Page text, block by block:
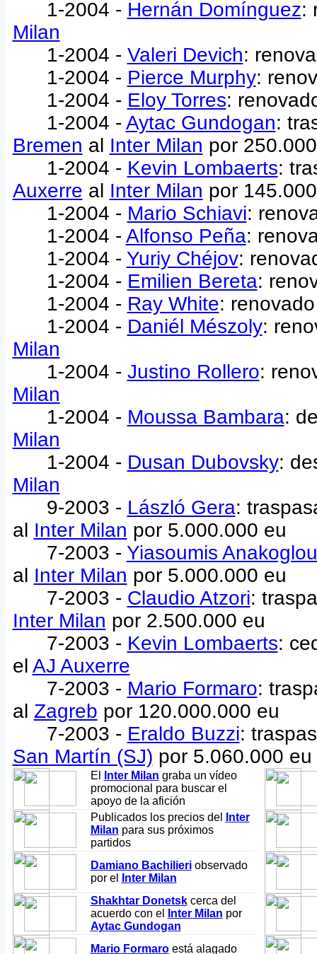
1-2004 - Hernán Domínguez:
Milan
1-2004 - Valeri Devich:
1-2004 - Pierce Murphy:
1-2004 - Eloy Torres:
1-2004 - Aytac Gundogan:
Bremen al Inter Milan por
1-2004 - Kevin Lombaerts:
Auxerre al Inter Milan por
1-2004 - Mario Schiavi:
1-2004 - Alfonso Peña:
1-2004 - Yuriy Chéjov:
1-2004 - Emilien Bereta:
1-2004 - Ray White:
1-2004 - Daniél Mészoly:
Milan
1-2004 - Justino Rollero:
Milan
1-2004 - Moussa Bambara:
Milan
1-2004 - Dusan Dubovsky:
Milan
9-2003 - László Gera:
al Inter Milan por 5.000.000 eu
7-2003 - Yiasoumis Anakoglou
al Inter Milan por 5.000.000 eu
7-2003 - Claudio Atzori:
Inter Milan por 2.500.000 eu
7-2003 - Kevin Lombaerts:
el AJ Auxerre
7-2003 - Mario Formaro:
al Zagreb por 120.000.000 eu
7-2003 - Eraldo Buzzi:
San Martín (SJ) por 5.060.000 eu
El Inter Milan graba un vídeo
promocional para buscar el
apoyo de la afición
Publicados los precios del
Inter
Milan para sus próximos
partidos
Damiano Bachilieriobservado
por el
Inter Milan
Shakhtar Donetskcerca del
acuerdo con el
Inter Milan por
Aytac Gundogan
Mario Formaroestá alagado